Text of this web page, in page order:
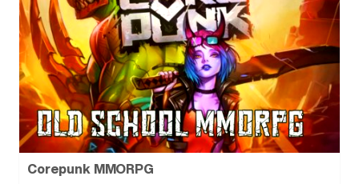
Tráiler en catalán de 'Ravalear', la nueva serie de HBO Max sobre los fondos buitre
Corepunk MMORPG